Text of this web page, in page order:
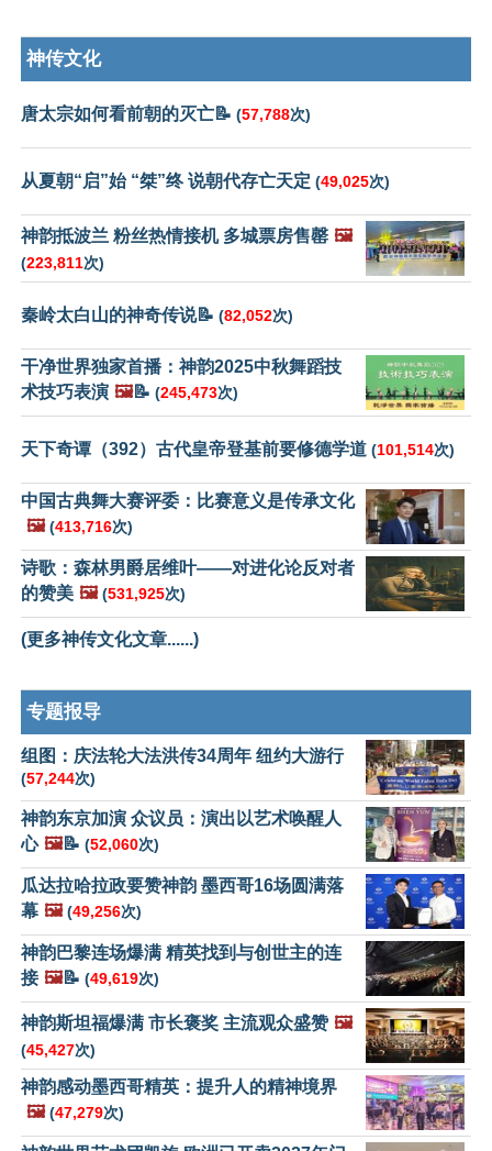
神传文化
唐太宗如何看前朝的灭亡📝 (57,788次)
从夏朝“启”始 “桀”终 说朝代存亡天定 (49,025次)
神韵抵波兰 粉丝热情接机 多城票房售罄 🖼️
(223,811次)
秦岭太白山的神奇传说📝 (82,052次)
干净世界独家首播：神韵2025中秋舞蹈技
术技巧表演 🖼️📝 (245,473次)
天下奇谭（392）古代皇帝登基前要修德学道 (101,514次)
中国古典舞大赛评委：比赛意义是传承文化
🖼️ (413,716次)
诗歌：森林男爵居维叶——对进化论反对者
的赞美 🖼️ (531,925次)
(更多神传文化文章......)
专题报导
组图：庆法轮大法洪传34周年 纽约大游行
(57,244次)
神韵东京加演 众议员：演出以艺术唤醒人
心 🖼️📝 (52,060次)
瓜达拉哈拉政要赞神韵 墨西哥16场圆满落
幕 🖼️ (49,256次)
神韵巴黎连场爆满 精英找到与创世主的连
接 🖼️📝 (49,619次)
神韵斯坦福爆满 市长褒奖 主流观众盛赞 🖼️
(45,427次)
神韵感动墨西哥精英：提升人的精神境界
🖼️ (47,279次)